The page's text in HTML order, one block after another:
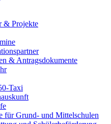
& Projekte
& Antragsdokumente
Taxi
für Grund- und Mittelschulen